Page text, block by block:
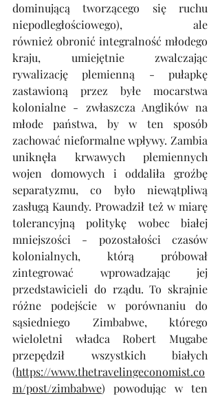
dominującą tworzącego się ruchu
niepodległościowego), ale
również obronić integralność młodego
kraju, umiejętnie zwalczając
rywalizację plemienną - pułapkę
zastawioną przez byłe mocarstwa
kolonialne - zwłaszcza Anglików na
młode państwa, by w ten sposób
zachować nieformalne wpływy. Zambia
uniknęła krwawych plemiennych
wojen domowych i oddaliła groźbę
separatyzmu, co było niewątpliwą
zasługą Kaundy. Prowadził też w miarę
tolerancyjną politykę wobec białej
mniejszości - pozostałości czasów
kolonialnych, którą próbował
zintegrować wprowadzając jej
przedstawicieli do rządu. To skrajnie
różne podejście w porównaniu do
sąsiedniego Zimbabwe, którego
wieloletni władca Robert Mugabe
przepędził wszystkich białych
(https://www.thetravelingeconomist.co
m/post/zimbabwe) powodując w ten